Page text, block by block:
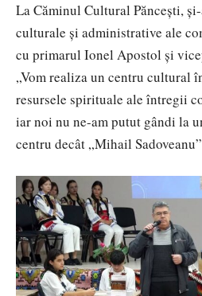
La Căminul Cultural Pănceşti,
culturale şi administrative ale
cu primarul Ionel Apostol şi
„Vom realiza un centru cultural
resursele spirituale ale întregii
iar noi nu ne-am putut gândi la
centru decât „Mihail